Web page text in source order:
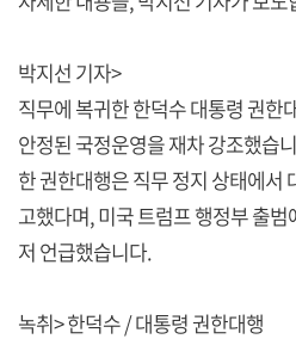
박지선 기자>
직무에 복귀한 한덕수 대통령 권한
안정된 국정운영을 재차 강조했습
한 권한대행은 직무 정지 상태에서
고했다며, 미국 트럼프 행정부 출
저 언급했습니다.
녹취> 한덕수 / 대통령 권한대행